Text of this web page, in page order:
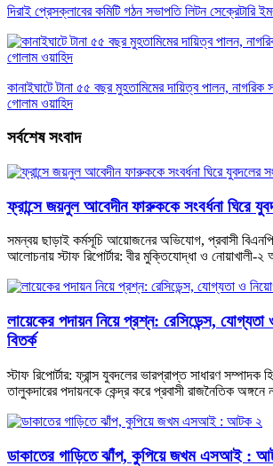
দিরাই প্রেসক্লাবের কমিটি গঠন সভাপতি লিটন সেক্রেটারি
কানাইঘাটে টানা ৫৫ বছর মুহতামিমের দায়িত্ব পালন, নাগরিক
গোলাম ওয়াহিদ
সর্বশেষ সংবাদ
ফ্রান্সে জয়নুল আবেদীন ফারুককে সংবর্ধনা ঘিরে
সমন্বয় ছাড়াই কর্মসূচি আয়োজনের অভিযোগ, প্রবাসী
আলোচনায় স্টাফ রিপোর্টার: বীর মুক্তিযোদ্ধা ও
লায়েকের পদায়ন নিয়ে প্রশ্ন: রেসিডেন্স, যোগ্যতা
বিতর্ক
স্টাফ রিপোর্টার: ফ্রান্স যুবদলের ভারপ্রাপ্ত সাধারণ সম্পাদক
তালুকদারের পদায়নকে কেন্দ্র করে প্রবাসী রাজনৈতিক অঙ্গনে
ডাকাতের গাড়িতে ঝাঁপ, কুপিয়ে জখম এসআই :